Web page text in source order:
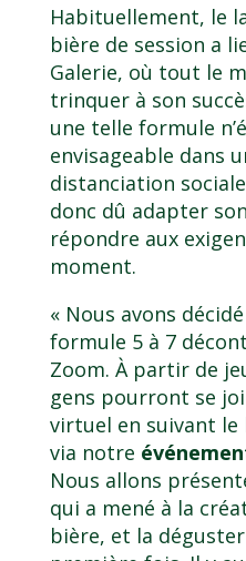
Habituellement, le
bière de session a
Galerie, où tout le
trinquer à son
une telle formule
envisageable dans
distanciation
donc dû adapter
répondre aux
moment.
« Nous avons
formule 5 à 7
Zoom. À partir de
gens pourront se
virtuel en suivant le
via notre
Nous allons
qui a mené à la
bière, et la